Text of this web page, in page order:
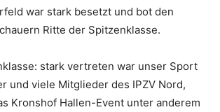
war stark besetzt und bot den
Ritte der Spitzenklasse.
stark vertreten war unser Sport
und viele Mitglieder des IPZV Nord,
Kronshof Hallen-Event unter anderem